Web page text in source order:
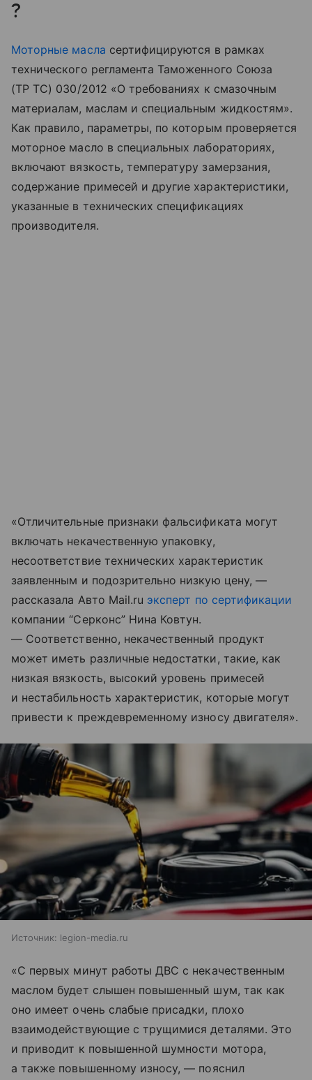
?
Моторные масла сертифицируются в рамках
технического регламента Таможенного Союза
(ТР ТС) 030/2012 «О требованиях к смазочным
материалам, маслам и специальным жидкостям».
Как правило, параметры, по которым проверяется
моторное масло в специальных лабораториях,
включают вязкость, температуру замерзания,
содержание примесей и другие характеристики,
указанные в технических спецификациях
производителя.
«Отличительные признаки фальсификата могут
включать некачественную упаковку,
несоответствие технических характеристик
заявленным и подозрительно низкую цену, —
рассказала Авто Mail.ru эксперт по сертификации
компании “Серконс” Нина Ковтун.
— Соответственно, некачественный продукт
может иметь различные недостатки, такие, как
низкая вязкость, высокий уровень примесей
и нестабильность характеристик, которые могут
привести к преждевременному износу двигателя».
Источник: legion-media.ru
«С первых минут работы ДВС с некачественным
маслом будет слышен повышенный шум, так как
оно имеет очень слабые присадки, плохо
взаимодействующие с трущимися деталями. Это
и приводит к повышенной шумности мотора,
а также повышенному износу, — пояснил